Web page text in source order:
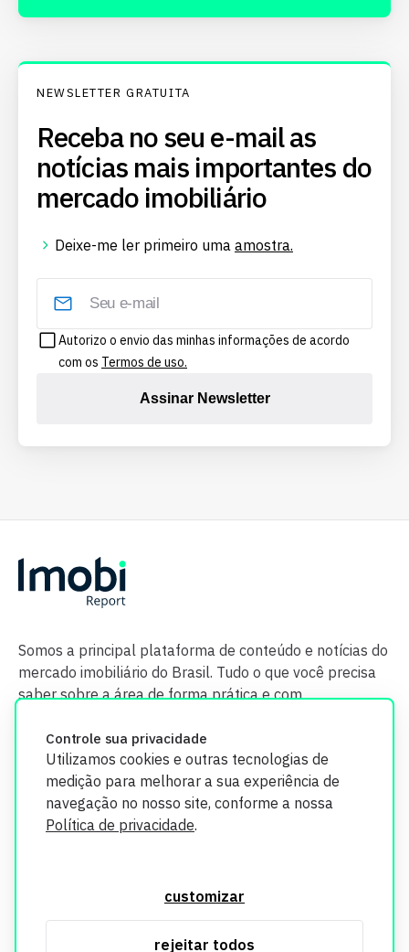
Controle sua privacidade
Utilizamos cookies e outras tecnologias de
medição para melhorar a sua experiência de
navegação no nosso site, conforme a nossa
Política de privacidade.
customizar
rejeitar todos
NEWSLETTER GRATUITA
Receba no seu e-mail as
notícias mais importantes do
mercado imobiliário
Deixe-me ler primeiro uma amostra.
Autorizo o envio das minhas informações de acordo
com os Termos de uso.
Assinar Newsletter
Somos a principal plataforma de conteúdo e notícias do
mercado imobiliário do Brasil. Tudo o que você precisa
saber sobre a área de forma prática e com
segurança. Todos os dados coletados em nosso site são
utilizados exclusivamente para fins de aprimoramento de
informações, consulte nossa Política de Privacidade.